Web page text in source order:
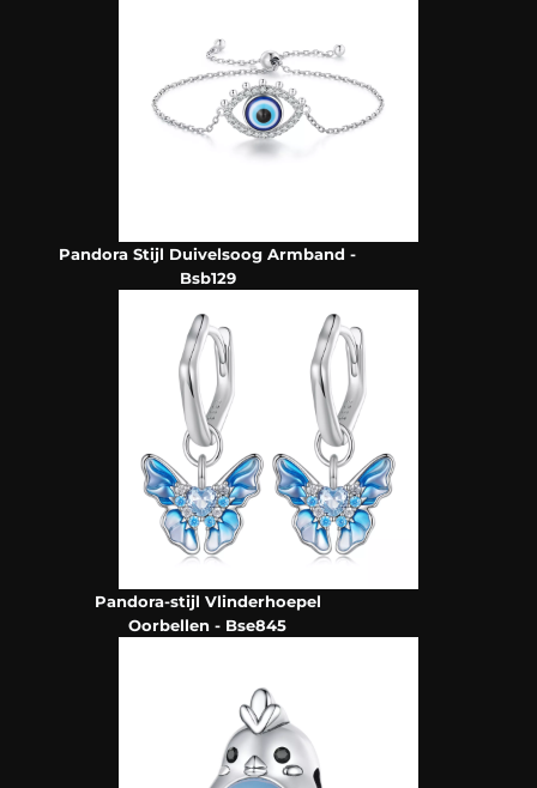
Pandora Stijl Duivelsoog Armband -
Bsb129
Pandora-stijl Vlinderhoepel
Oorbellen - Bse845